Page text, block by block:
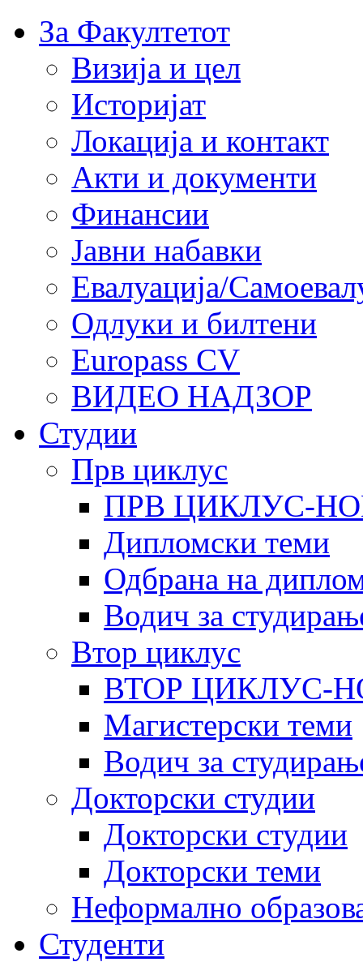
За Факултетот
Визија и цел
Историјат
Локација и контакт
Акти и документи
Финансии
Јавни набавки
Евалуација/
Одлуки и билтени
Europass CV
ВИДЕО НАДЗОР
Студии
Прв циклус
ПРВ ЦИКЛУС-
Дипломски теми
Одбрана на
Водич за
Втор циклус
ВТОР ЦИКЛУС-
Магистерски теми
Водич за
Докторски студии
Докторски студии
Докторски теми
Неформално
Студенти